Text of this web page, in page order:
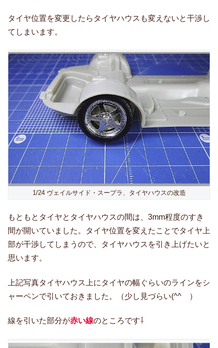
タイヤ位置を変更したらタイヤハウスも変えないと干渉し
てしまいます。
1/24 ヴェイルサイド・スープラ、タイヤハウスの改造
もともとタイヤとタイヤハウスの間は、3mm程度のすき
間が開いていました。タイヤ位置を変えたことでタイヤ上
部が干渉してしまうので、タイヤハウスを引き上げたいと
思います。
上記写真タイヤハウス上にタイヤの幅ぐらいのラインをシ
ャーペンで引いておきました。（少し見づらい(^^ゞ）
線を引いた部分が赤い線のところです⇩